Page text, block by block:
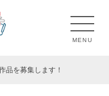
祭り」の公式ホームペ
MENU
品を募集します！